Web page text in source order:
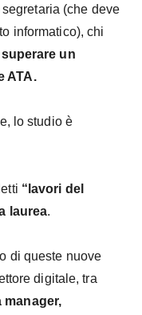
(che deve
informatico), chi
superare un
ATA.
lo studio è
“lavori del
laurea.
di queste nuove
digitale, tra
manager,